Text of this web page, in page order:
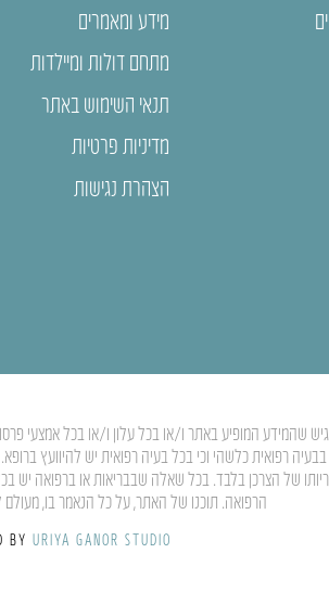
מידע ומאמרים
מתחם דולות ומיילדות
תנאי השימוש באתר
מדיניות פרטיות
הצהרת נגישות
שהמידע המופיע באתר ו/או בכל עלון ו/או בכל אמצעי
בבעיה רפואית כלשהי וכי בכל בעיה רפואית יש
של הצרכן בלבד. בכל שאלה שבבריאות או ברפואה
הרפואה. תוכנו של האתר, על כל הנאמר בו,
BY URIYA GANOR STUDIO